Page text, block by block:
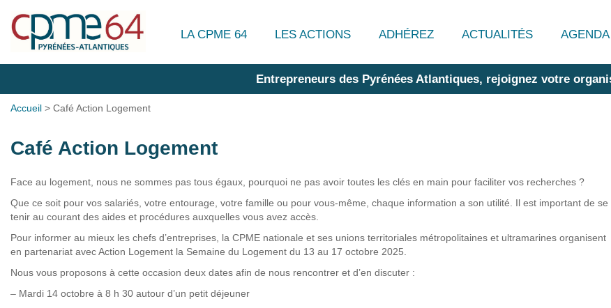
LA CPME 64 LES ACTIONS ADHÉREZ ACTUALITÉS AGENDA
Entrepreneurs des Pyrénées Atlantiques, rejoignez votre
Accueil > Café Action Logement
Café Action Logement
Face au logement, nous ne sommes pas tous égaux, pourquoi ne pas avoir toutes les clés en main pour faciliter vos recherches ?
Que ce soit pour vos salariés, votre entourage, votre famille ou pour vous-même, chaque information a son utilité. Il est important de se
tenir au courant des aides et procédures auxquelles vous avez accès.
Pour informer au mieux les chefs d’entreprises, la CPME nationale et ses unions territoriales métropolitaines et ultramarines organisent
en partenariat avec Action Logement la Semaine du Logement du 13 au 17 octobre 2025.
Nous vous proposons à cette occasion deux dates afin de nous rencontrer et d’en discuter :
– Mardi 14 octobre à 8 h 30 autour d’un petit déjeuner